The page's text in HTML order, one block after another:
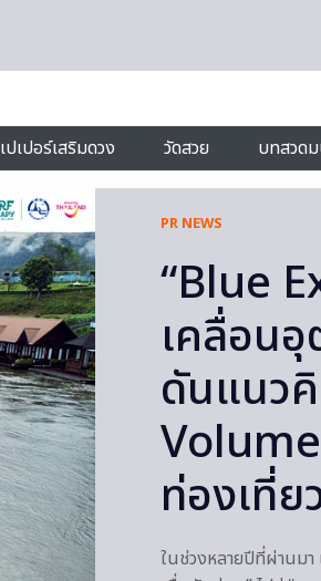
ปเปอร์เสริมดวง วัดสวย บทสวด
PR NEWS
“Blue
เคลื่อน
ดันแนว
ท่องเที่ย
ในช่วงหลายปีที่ผ่านมา